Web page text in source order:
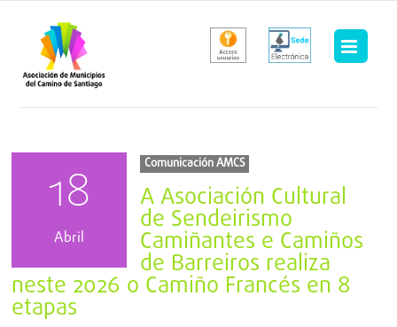
contenido
18
Abril
Comunicación AMCS
A Asociación Cultural
de Sendeirismo
Camiñantes e Camiños
de Barreiros realiza
neste 2026 o Camiño Francés en 8
etapas